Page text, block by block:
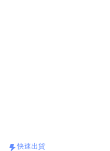
快速出貨